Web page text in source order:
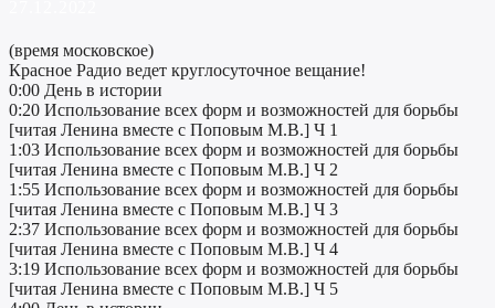
(время московское)
Красное Радио ведет круглосуточное вещание!
0:00 День в истории
0:20 Использование всех форм и возможностей для борьбы
[читая Ленина вместе с Поповым М.В.] Ч 1
1:03 Использование всех форм и возможностей для борьбы
[читая Ленина вместе с Поповым М.В.] Ч 2
1:55 Использование всех форм и возможностей для борьбы
[читая Ленина вместе с Поповым М.В.] Ч 3
2:37 Использование всех форм и возможностей для борьбы
[читая Ленина вместе с Поповым М.В.] Ч 4
3:19 Использование всех форм и возможностей для борьбы
[читая Ленина вместе с Поповым М.В.] Ч 5